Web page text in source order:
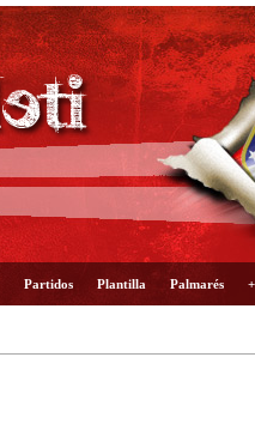
Partidos Plantilla Palmarés